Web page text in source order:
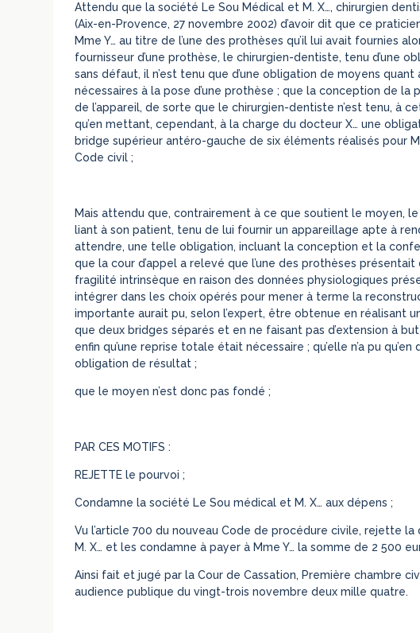
Attendu que la société Le Sou Médical et M. X…, chirurgien
(Aix-en-Provence, 27 novembre 2002) d’avoir dit que ce
Mme Y… au titre de l’une des prothèses qu’il lui avait fournies
fournisseur d’une prothèse, le chirurgien-dentiste, tenu d’une
sans défaut, il n’est tenu que d’une obligation de moyens
nécessaires à la pose d’une prothèse ; que la conception de
de l’appareil, de sorte que le chirurgien-dentiste n’est tenu, à
qu’en mettant, cependant, à la charge du docteur X… une
bridge supérieur antéro-gauche de six éléments réalisés pour
Code civil ;
Mais attendu que, contrairement à ce que soutient le moyen,
liant à son patient, tenu de lui fournir un appareillage apte à
attendre, une telle obligation, incluant la conception et la
que la cour d’appel a relevé que l’une des prothèses
fragilité intrinsèque en raison des données physiologiques
intégrer dans les choix opérés pour mener à terme la
importante aurait pu, selon l’expert, être obtenue en réalisant
que deux bridges séparés et en ne faisant pas d’extension à
enfin qu’une reprise totale était nécessaire ; qu’elle n’a pu
obligation de résultat ;
que le moyen n’est donc pas fondé ;
PAR CES MOTIFS :
REJETTE le pourvoi ;
Condamne la société Le Sou médical et M. X… aux dépens ;
Vu l’article 700 du nouveau Code de procédure civile, rejette
M. X… et les condamne à payer à Mme Y… la somme de 2 500
Ainsi fait et jugé par la Cour de Cassation, Première chambre
audience publique du vingt-trois novembre deux mille quatre.